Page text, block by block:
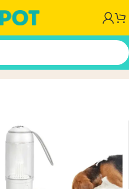
Inicio/Producto